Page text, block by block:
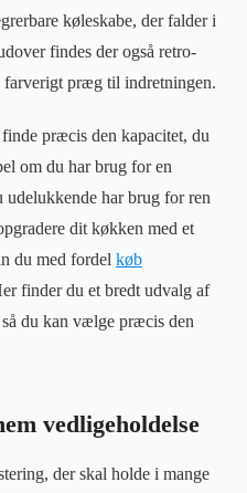
køleskabe, der falder i
findes der også retro-
præg til indretningen.
præcis den kapacitet, du
om du har brug for en
har brug for ren
dit køkken med et
du med fordel køb
finder du et bredt udvalg af
du kan vælge præcis den
vedligeholdelse
der skal holde i mange